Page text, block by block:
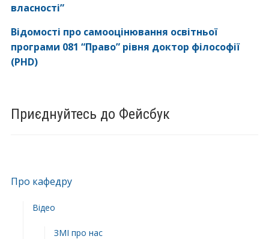
Приєднуйтесь до Фейсбук
Про кафедру
Відео
ЗМІ про нас
власності”
Відомості про самооцінювання освітньої
програми 081 “Право” рівня доктор філософії
(PHD)